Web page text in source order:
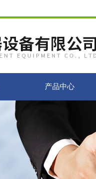
产品中心